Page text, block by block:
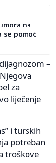
na
se pomoć
–
za
liječenje
i turskih
potreban
troškove